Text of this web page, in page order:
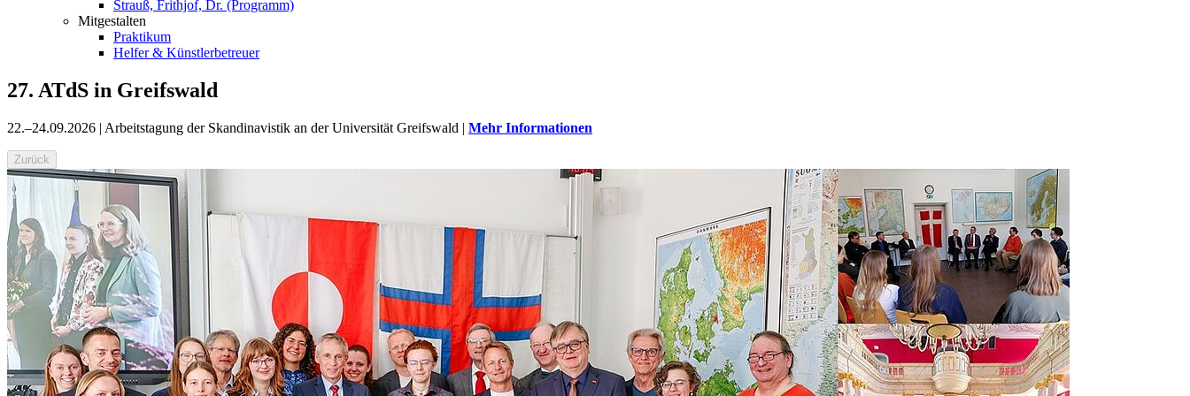
Strauß, Frithjof, Dr. (Programm)
Mitgestalten
Praktikum
Helfer & Künstlerbetreuer
27. ATdS in Greifswald
22.–24.09.2026 | Arbeitstagung der Skandinavistik an der Universität Greifswald | Mehr Informationen
Zurück